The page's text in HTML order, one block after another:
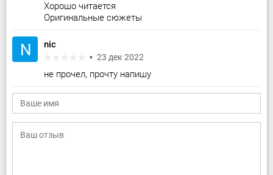
Хорошо читается
Оригинальные сюжеты
N nic
23 дек 2022
не прочел, прочту напишу